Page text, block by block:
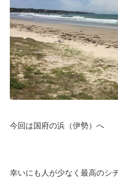
今回は国府の浜（伊勢）へ
幸いにも人が少なく最高のシ